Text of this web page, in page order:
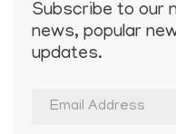
Subscribe to our
news, popular
updates.